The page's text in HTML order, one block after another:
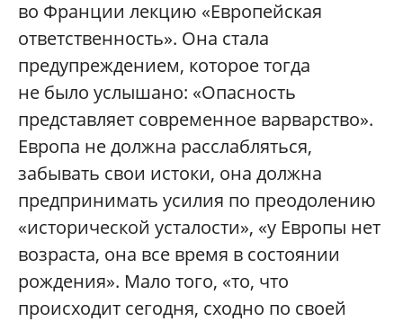
во Франции лекцию «Европейская
ответственность». Она стала
предупреждением, которое тогда
не было услышано: «Опасность
представляет современное варварство».
Европа не должна расслабляться,
забывать свои истоки, она должна
предпринимать усилия по преодолению
«исторической усталости», «у Европы нет
возраста, она все время в состоянии
рождения». Мало того, «то, что
происходит сегодня, сходно по своей